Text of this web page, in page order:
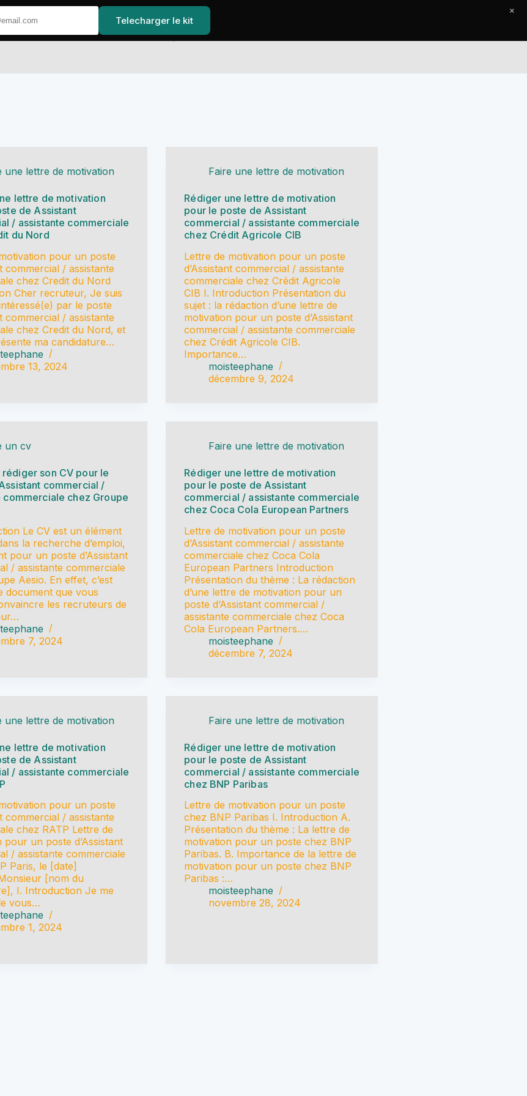
une lettre de motivation
lettre de motivation
de Assistant
/ assistante commerciale
du Nord
pour un poste
commercial / assistante
chez Credit du Nord
Cher recruteur, Je suis
par le poste
commercial / assistante
chez Credit du Nord, et
ma candidature…
13, 2024
Faire une lettre de motivation
Rédiger une lettre de motivation
pour le poste de Assistant
commercial / assistante commerciale
chez Crédit Agricole CIB
Lettre de motivation pour un poste
d’Assistant commercial / assistante
commerciale chez Crédit Agricole
CIB I. Introduction Présentation du
sujet : la rédaction d’une lettre de
motivation pour un poste d’Assistant
commercial / assistante commerciale
chez Crédit Agricole CIB.
Importance…
moisteephane
décembre 9, 2024
un cv
rédiger son CV pour le
commercial /
commerciale chez Groupe
Le CV est un élément
la recherche d’emploi,
pour un poste d’Assistant
/ assistante commerciale
Aesio. En effet, c’est
document que vous
les recruteurs de
7, 2024
Faire une lettre de motivation
Rédiger une lettre de motivation
pour le poste de Assistant
commercial / assistante commerciale
chez Coca Cola European Partners
Lettre de motivation pour un poste
d’Assistant commercial / assistante
commerciale chez Coca Cola
European Partners Introduction
Présentation du thème : La rédaction
d’une lettre de motivation pour un
poste d’Assistant commercial /
assistante commerciale chez Coca
Cola European Partners.…
moisteephane
décembre 7, 2024
une lettre de motivation
lettre de motivation
de Assistant
/ assistante commerciale
pour un poste
commercial / assistante
chez RATP Lettre de
pour un poste d’Assistant
/ assistante commerciale
Paris, le [date]
[nom du
I. Introduction Je me
vous…
1, 2024
Faire une lettre de motivation
Rédiger une lettre de motivation
pour le poste de Assistant
commercial / assistante commerciale
chez BNP Paribas
Lettre de motivation pour un poste
chez BNP Paribas I. Introduction A.
Présentation du thème : La lettre de
motivation pour un poste chez BNP
Paribas. B. Importance de la lettre de
motivation pour un poste chez BNP
Paribas :…
moisteephane
novembre 28, 2024
Telecharger le kit
×